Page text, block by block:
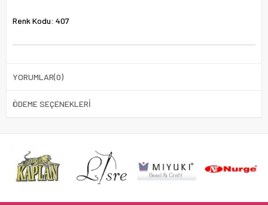
Renk Kodu: 407
YORUMLAR(0)
ÖDEME SEÇENEKLERI